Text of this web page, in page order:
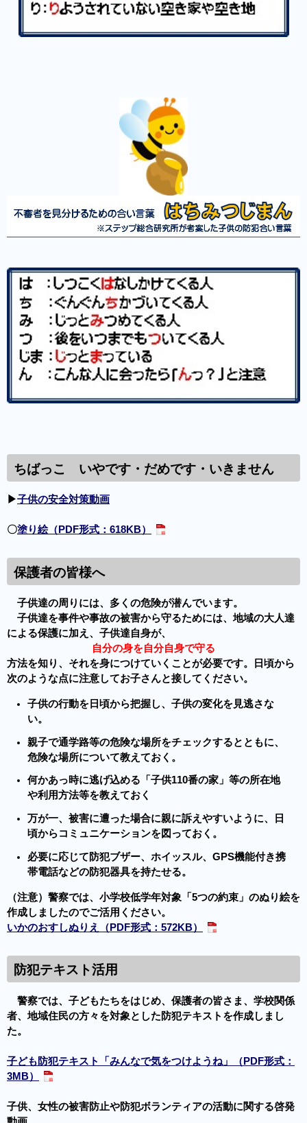
ちばっこ いやです・だめです・いきません
▶子供の安全対策動画
〇塗り絵（PDF形式：618KB）
保護者の皆様へ
子供達の周りには、多くの危険が潜んでいます。
子供達を事件や事故の被害から守るためには、地域の大人達
による保護に加え、子供達自身が、
自分の身を自分自身で守る
方法を知り、それを身につけていくことが必要です。日頃から
次のような点に注意してお子さんと接してください。
子供の行動を日頃から把握し、子供の変化を見逃さな
い。
親子で通学路等の危険な場所をチェックするとともに、
危険な場所について教えておく。
何かあっ時に逃げ込める「子供110番の家」等の所在地
や利用方法等を教えておく
万が一、被害に遭った場合に親に訴えやすいように、日
頃からコミュニケーションを図っておく。
必要に応じて防犯ブザー、ホイッスル、GPS機能付き携
帯電話などの防犯器具を持たせる。
（注意）警察では、小学校低学年対象「5つの約束」のぬり絵を
作成しましたのでご活用ください。
いかのおすしぬりえ（PDF形式：572KB）
防犯テキスト活用
警察では、子どもたちをはじめ、保護者の皆さま、学校関係
者、地域住民の方々を対象とした防犯テキストを作成しまし
た。
子ども防犯テキスト「みんなで気をつけようね」（PDF形式：
3MB）
子供、女性の被害防止や防犯ボランティアの活動に関する啓発